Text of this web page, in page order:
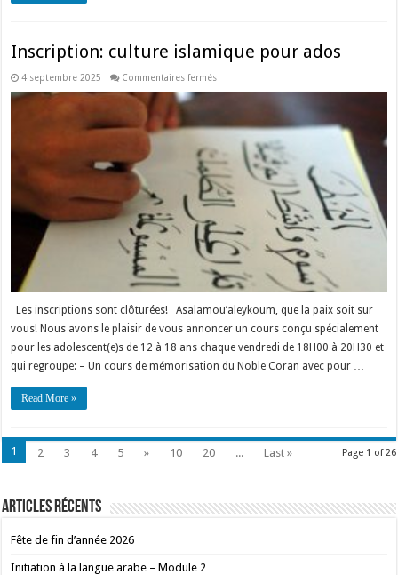
Inscription: culture islamique pour ados
4 septembre 2025 Commentaires ferméssur
ados
Les inscriptions sont clôturées! Asalamou’aleykoum, que la paix soit sur
vous! Nous avons le plaisir de vous annoncer un cours conçu spécialement
pour les adolescent(e)s de 12 à 18 ans chaque vendredi de 18H00 à 20H30 et
qui regroupe: – Un cours de mémorisation du Noble Coran avec pour …
Read More »
Page 1 of 26
1 2 3 4 5 » 10 20 ... Last »
Articles récents
Fête de fin d’année 2026
Initiation à la langue arabe – Module 2